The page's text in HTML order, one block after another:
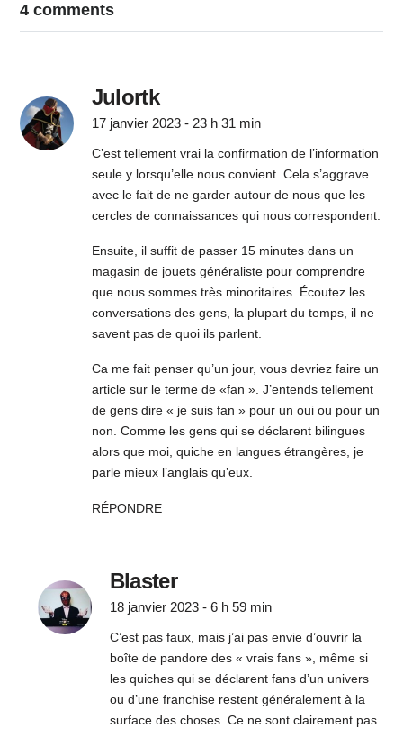
4 comments
Julortk
17 janvier 2023 - 23 h 31 min
C’est tellement vrai la confirmation de l’information
seule y lorsqu’elle nous convient. Cela s’aggrave
avec le fait de ne garder autour de nous que les
cercles de connaissances qui nous correspondent.
Ensuite, il suffit de passer 15 minutes dans un
magasin de jouets généraliste pour comprendre
que nous sommes très minoritaires. Écoutez les
conversations des gens, la plupart du temps, il ne
savent pas de quoi ils parlent.
Ca me fait penser qu’un jour, vous devriez faire un
article sur le terme de «fan ». J’entends tellement
de gens dire « je suis fan » pour un oui ou pour un
non. Comme les gens qui se déclarent bilingues
alors que moi, quiche en langues étrangères, je
parle mieux l’anglais qu’eux.
RÉPONDRE
Blaster
18 janvier 2023 - 6 h 59 min
C’est pas faux, mais j’ai pas envie d’ouvrir la
boîte de pandore des « vrais fans », même si
les quiches qui se déclarent fans d’un univers
ou d’une franchise restent généralement à la
surface des choses. Ce ne sont clairement pas